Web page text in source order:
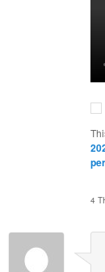
4